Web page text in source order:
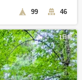
99 46
1日前